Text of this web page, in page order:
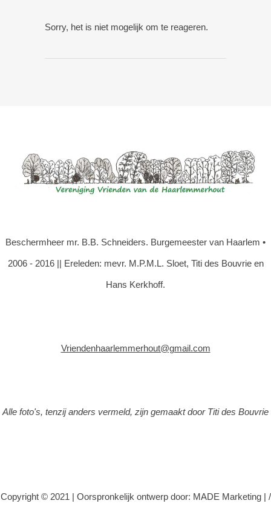
Sorry, het is niet mogelijk om te reageren.
Beschermheer mr. B.B. Schneiders. Burgemeester van Haarlem •
2006 - 2016 || Ereleden: mevr. M.P.M.L. Sloet, Titi des Bouvrie en
Hans Kerkhoff.
Vriendenhaarlemmerhout@gmail.com
Alle foto's, tenzij anders vermeld, zijn gemaakt door Titi des Bouvrie
Copyright © 2021 | Oorspronkelijk ontwerp door: MADE Marketing| /